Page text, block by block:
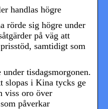
handlas högre
rörde sig högre under
på väg att
samtidigt som
tisdagsmorgonen.
slopas i Kina tycks ge
viss oro över
påverkar